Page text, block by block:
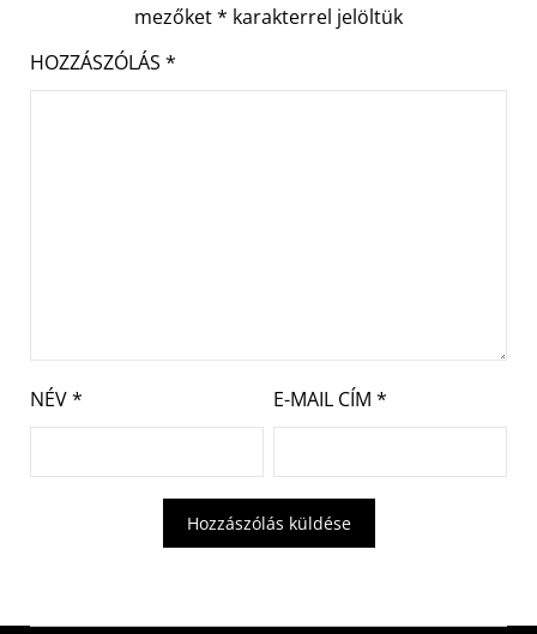
mezőket* karakterrel jelöltük
HOZZÁSZÓLÁS *
NÉV* E-MAIL CÍM *